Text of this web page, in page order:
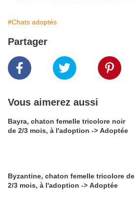
#Chats adoptés
Partager
Vous aimerez aussi
Bayra, chaton femelle tricolore noir
de 2/3 mois, à l'adoption -> Adoptée
Byzantine, chaton femelle tricolore de
2/3 mois, à l'adoption -> Adoptée